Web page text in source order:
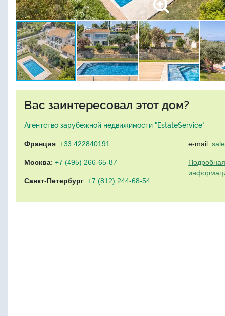
Вас заинтересовал этот дом?
Агентство зарубежной недвижимости "EstateService"
Франция: +33 422840191
Москва: +7 (495) 266-65-87
Санкт-Петербург: +7 (812) 244-68-54
e-mail: